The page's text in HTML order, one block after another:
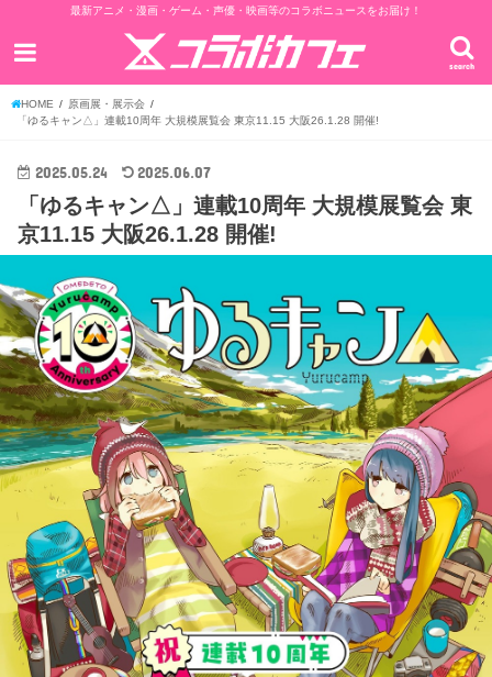
最新アニメ・漫画・ゲーム・声優・映画等のコラボニュースをお届け！
search
HOME
原画展・展示会
「ゆるキャン△」連載10周年 大規模展覧会 東京11.15 大阪26.1.28 開催!
2025.05.24 2025.06.07
「ゆるキャン△」連載10周年 大規模展覧会 東
京11.15 大阪26.1.28 開催!